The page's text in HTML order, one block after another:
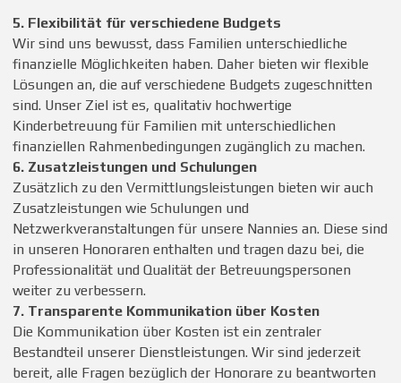
5. Flexibilität für verschiedene Budgets
Wir sind uns bewusst, dass Familien unterschiedliche
finanzielle Möglichkeiten haben. Daher bieten wir flexible
Lösungen an, die auf verschiedene Budgets zugeschnitten
sind. Unser Ziel ist es, qualitativ hochwertige
Kinderbetreuung für Familien mit unterschiedlichen
finanziellen Rahmenbedingungen zugänglich zu machen.
6. Zusatzleistungen und Schulungen
Zusätzlich zu den Vermittlungsleistungen bieten wir auch
Zusatzleistungen wie Schulungen und
Netzwerkveranstaltungen für unsere Nannies an. Diese sind
in unseren Honoraren enthalten und tragen dazu bei, die
Professionalität und Qualität der Betreuungspersonen
weiter zu verbessern.
7. Transparente Kommunikation über Kosten
Die Kommunikation über Kosten ist ein zentraler
Bestandteil unserer Dienstleistungen. Wir sind jederzeit
bereit, alle Fragen bezüglich der Honorare zu beantworten